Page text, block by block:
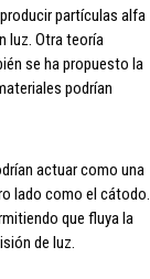
partículas alfa
luz. Otra teoría
se ha propuesto la
podrían
actuar como una
lado como el cátodo.
que fluya la
de luz.